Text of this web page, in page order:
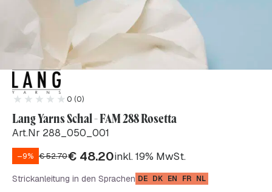
0 (0)
Lang Yarns Schal - FAM 288 Rosetta
Art.Nr 288_050_001
–9% €52.70€ 48.20inkl. 19% MwSt.
Strickanleitung in den Sprachen DE DK EN FR NL